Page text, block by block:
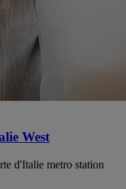
West
d'Italie metro station